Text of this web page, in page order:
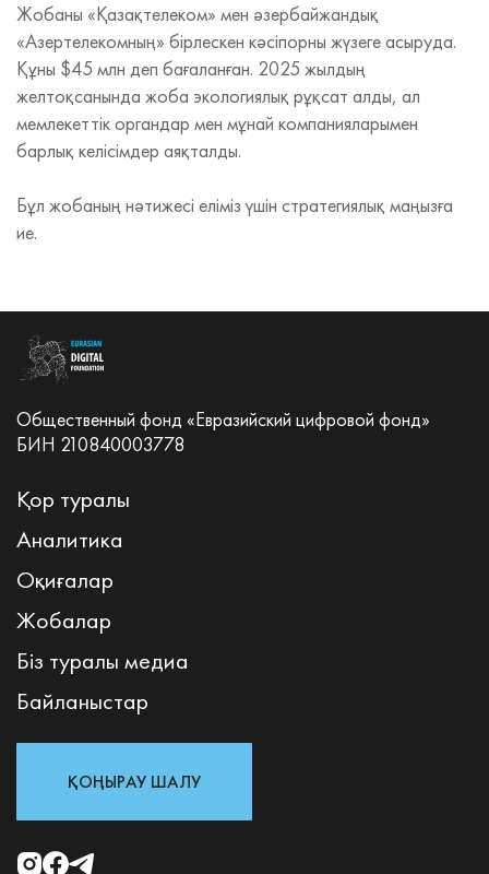
Жобаны «Қазақтелеком» мен әзербайжандық
«Азертелекомның» бірлескен кәсіпорны жүзеге асыруда.
Құны $45 млн деп бағаланған. 2025 жылдың
желтоқсанында жоба экологиялық рұқсат алды, ал
мемлекеттік органдар мен мұнай компанияларымен
барлық келісімдер аяқталды.
Бұл жобаның нәтижесі еліміз үшін стратегиялық маңызға
ие.
Общественный фонд «Евразийский цифровой фонд»
БИН 210840003778
Қор туралы
Аналитика
Оқиғалар
Жобалар
Біз туралы медиа
Байланыстар
ҚОҢЫРАУ ШАЛУ